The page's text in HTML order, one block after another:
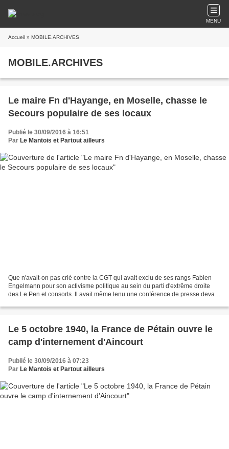
MENU
Accueil » MOBILE.ARCHIVES
MOBILE.ARCHIVES
Le maire Fn d'Hayange, en Moselle, chasse le
Secours populaire de ses locaux
Publié le 30/09/2016 à 16:51
Par Le Mantois et Partout ailleurs
Que n'avait-on pas crié contre la CGT qui avait exclu de ses rangs Fabien
Engelmann pour son activisme politique au sein du parti d'extrême droite
des Le Pen et consorts. Il avait même tenu une conférence de presse devant
Le 5 octobre 1940, la France de Pétain ouvre le
camp d'internement d'Aincourt
Publié le 30/09/2016 à 07:23
Par Le Mantois et Partout ailleurs